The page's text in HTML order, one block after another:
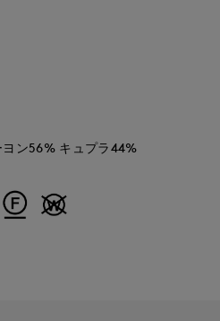
ン56% キュプラ44%